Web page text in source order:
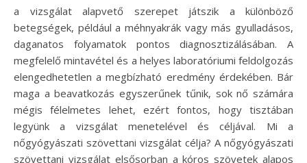
a vizsgálat alapvető szerepet játszik a különböző
betegségek, például a méhnyakrák vagy más gyulladásos,
daganatos folyamatok pontos diagnosztizálásában. A
megfelelő mintavétel és a helyes laboratóriumi feldolgozás
elengedhetetlen a megbízható eredmény érdekében. Bár
maga a beavatkozás egyszerűnek tűnik, sok nő számára
mégis félelmetes lehet, ezért fontos, hogy tisztában
legyünk a vizsgálat menetelével és céljával. Mi a
nőgyógyászati szövettani vizsgálat célja? A nőgyógyászati
szövettani vizsgálat elsősorban a kóros szövetek alapos